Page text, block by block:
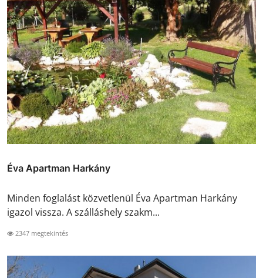
Éva Apartman Harkány
Minden foglalást közvetlenül Éva Apartman Harkány
igazol vissza. A szálláshely szakm...
2347 megtekintés